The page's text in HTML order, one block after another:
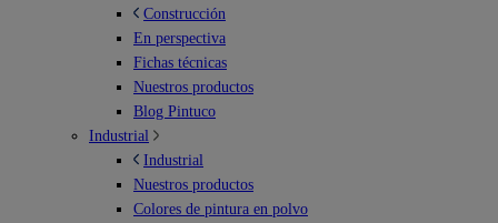
Construcción
En perspectiva
Fichas técnicas
Nuestros productos
Blog Pintuco
Industrial
Industrial
Nuestros productos
Colores de pintura en polvo